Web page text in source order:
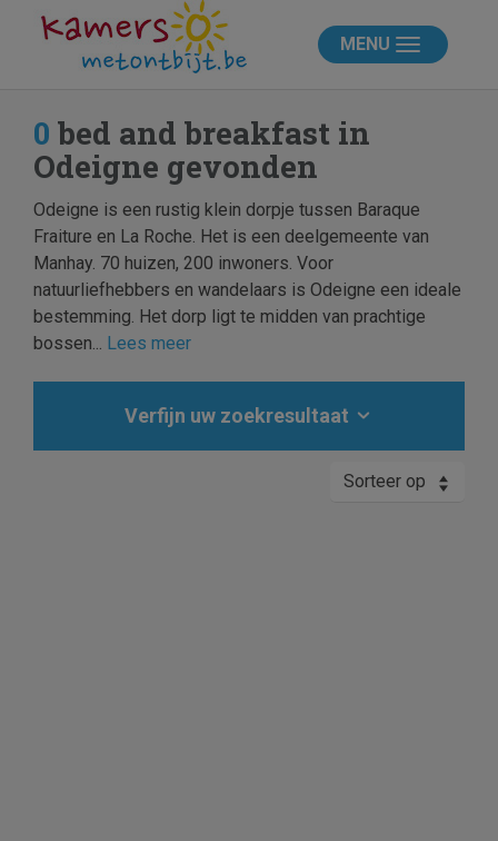
MENU
0 bed and breakfast in
Odeigne gevonden
Odeigne is een rustig klein dorpje tussen Baraque
Fraiture en La Roche. Het is een deelgemeente van
Manhay. 70 huizen, 200 inwoners. Voor
natuurliefhebbers en wandelaars is Odeigne een ideale
bestemming. Het dorp ligt te midden van prachtige
bossen... Lees meer
Verfijn uw zoekresultaat
Sorteer op